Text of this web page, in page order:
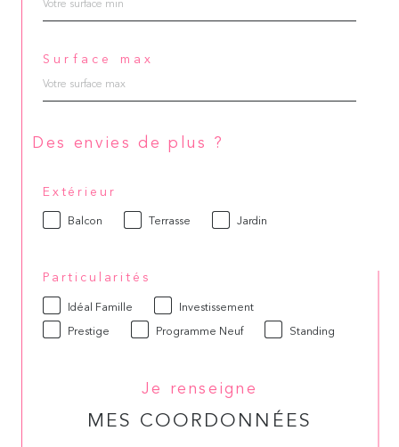
Surface max
Des envies de plus ?
Extérieur
Balcon Terrasse Jardin
Particularités
Idéal Famille Investissement
Prestige Programme Neuf Standing
Je renseigne
MES COORDONNÉES